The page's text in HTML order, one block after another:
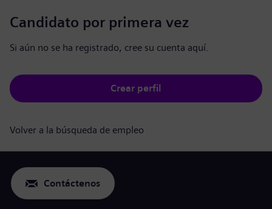
Candidato por primera vez
Si aún no se ha registrado, cree su cuenta aquí.
Crear perfil
Volver a la búsqueda de empleo
Contáctenos